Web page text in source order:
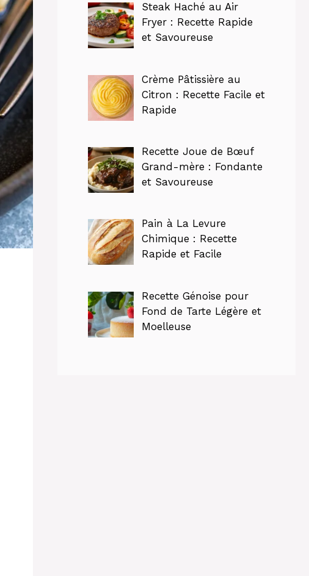
Steak Haché au Air
Fryer : Recette Rapide
et Savoureuse
Crème Pâtissière au
Citron : Recette Facile et
Rapide
Recette Joue de Bœuf
Grand-mère : Fondante
et Savoureuse
Pain à La Levure
Chimique : Recette
Rapide et Facile
Recette Génoise pour
Fond de Tarte Légère et
Moelleuse